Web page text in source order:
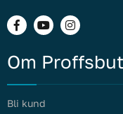
Om
Bli kund